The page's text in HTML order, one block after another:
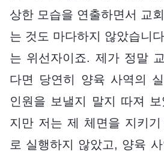
상한 모습을 연출하면서 교
는 것도 마다하지 않았습니
는 위선자이죠. 제가 정말
다면 당연히 양육 사역의
인원을 보낼지 말지 따져
지만 저는 제 체면을 지키
로 실행하지 않았고, 양육